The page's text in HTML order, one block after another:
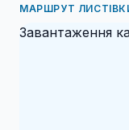
МАРШРУТ
Завантаження